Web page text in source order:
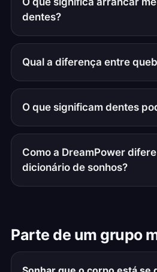
dentes?
Qual a diferença entre
O que significam dentes
Como a DreamPower
dicionário de sonhos?
Parte de um grupo